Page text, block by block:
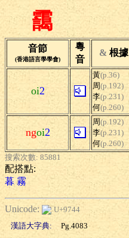
靄
音節
(香港語言學學會)
粵
音
& 根據
oi2
黃(p.36)
周(p.192)
李(p.231)
何(p.260)
ngoi2
周(p.192)
李(p.231)
何(p.260)
搜索次數: 85881
配搭點:
暮 霧
Unicode:
U+9744
漢語大字典:
Pg.4083